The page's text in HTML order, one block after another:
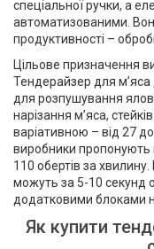
спеціальної ручки, а
автоматизованими.
продуктивності –
Цільове призначення
Тендерайзер для
для розпушування
нарізання м’яса,
варіативною – від 27
виробники пропонують
110 обертів за
можуть за 5-10 секунд
додатковими блоками
Як купити